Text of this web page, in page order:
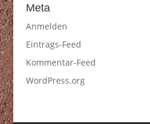
Meta
Anmelden
Eintrags-Feed
Kommentar-Feed
WordPress.org